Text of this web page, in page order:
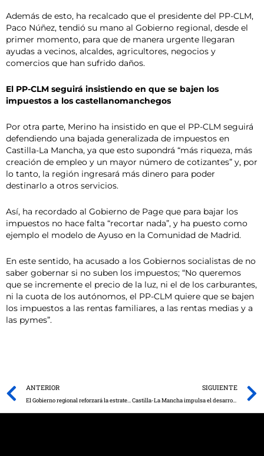
Además de esto, ha recalcado que el presidente del PP-CLM,
Paco Núñez, tendió su mano al Gobierno regional, desde el
primer momento, para que de manera urgente llegaran
ayudas a vecinos, alcaldes, agricultores, negocios y
comercios que han sufrido daños.
El PP-CLM seguirá insistiendo en que se bajen los
impuestos a los castellanomanchegos
Por otra parte, Merino ha insistido en que el PP-CLM seguirá
defendiendo una bajada generalizada de impuestos en
Castilla-La Mancha, ya que esto supondrá “más riqueza, más
creación de empleo y un mayor número de cotizantes” y, por
lo tanto, la región ingresará más dinero para poder
destinarlo a otros servicios.
Así, ha recordado al Gobierno de Page que para bajar los
impuestos no hace falta “recortar nada”, y ha puesto como
ejemplo el modelo de Ayuso en la Comunidad de Madrid.
En este sentido, ha acusado a los Gobiernos socialistas de no
saber gobernar si no suben los impuestos; “No queremos
que se incremente el precio de la luz, ni el de los carburantes,
ni la cuota de los autónomos, el PP-CLM quiere que se bajen
los impuestos a las rentas familiares, a las rentas medias y a
las pymes”.
Prev
ANTERIOR SIGUIENTE
Castilla-La Mancha impulsa el desarrollo económico sostenible en el medio rural apoyando a la industria agroalimentaria con 250 millones de euros